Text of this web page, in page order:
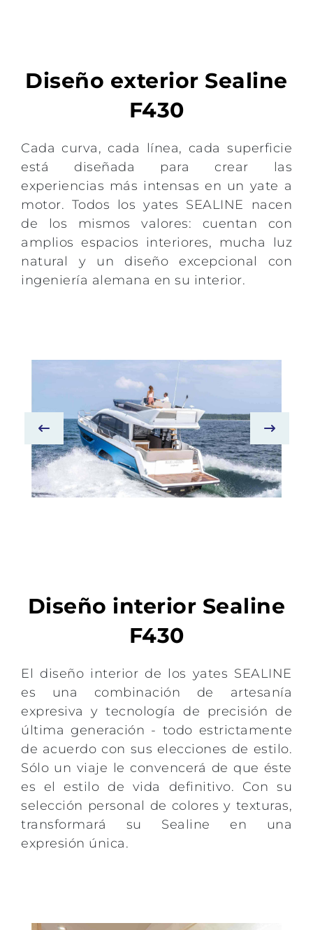
Diseño exterior Sealine
F430
Cada curva, cada línea, cada superficie
está diseñada para crear las
experiencias más intensas en un yate a
motor. Todos los yates SEALINE nacen
de los mismos valores: cuentan con
amplios espacios interiores, mucha luz
natural y un diseño excepcional con
ingeniería alemana en su interior.
Diseño interior Sealine
F430
El diseño interior de los yates SEALINE
es una combinación de artesanía
expresiva y tecnología de precisión de
última generación - todo estrictamente
de acuerdo con sus elecciones de estilo.
Sólo un viaje le convencerá de que éste
es el estilo de vida definitivo. Con su
selección personal de colores y texturas,
transformará su Sealine en una
expresión única.